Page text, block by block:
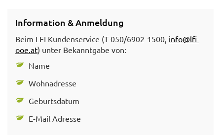
Information & Anmeldung
Beim LFI Kundenservice (T 050/6902-1500, info@lfi-
ooe.at) unter Bekanntgabe von:
Name
Wohnadresse
Geburtsdatum
E-Mail Adresse